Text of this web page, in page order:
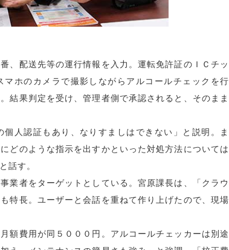
、配送先等の運行情報を入力。運転免許証のＩＣチッ
ホのカメラで撮影しながらアルコールチェックを行
結果判定を受け、管理者側で承認されると、そのまま
人認証もあり、なりすましはできない」と説明。ま
どのような指示を出すかといった対処方法については
話す。
業者をターゲットとしている。宮原課長は、「クラウ
特長。ユーザーと会話を重ねて作り上げたので、現場
額費用が同５０００円。アルコールチェッカーは別途